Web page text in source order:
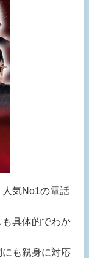
人気No1の電話
も具体的でわか
にも親身に対応